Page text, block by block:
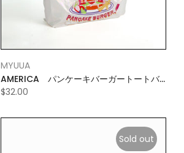
MYUUA
AMERICA パンケーキバーガートートバ
ッグ
$32.00
Sold out